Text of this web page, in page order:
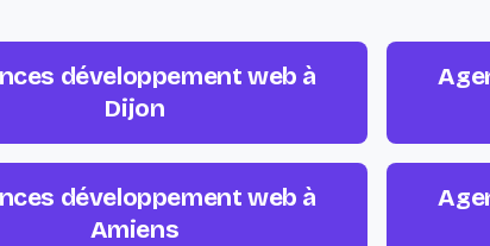
développement web à
Dijon
développement web à
Amiens